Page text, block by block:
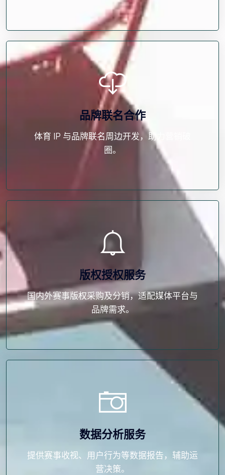
品牌联名合作
体育 IP 与品牌联名周边开发，助力营销破
圈。
版权授权服务
国内外赛事版权采购及分销，适配媒体平台与
品牌需求。
数据分析服务
提供赛事收视、用户行为等数据报告，辅助运
营决策。